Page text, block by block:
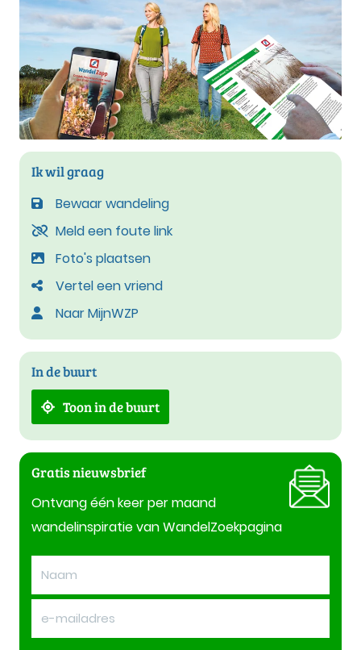
Ik wil graag
Bewaar wandeling
Meld een foute link
Foto's plaatsen
Vertel een vriend
Naar MijnWZP
In de buurt
Toon in de buurt
Gratis nieuwsbrief
Ontvang één keer per maand
wandelinspiratie van WandelZoekpagina